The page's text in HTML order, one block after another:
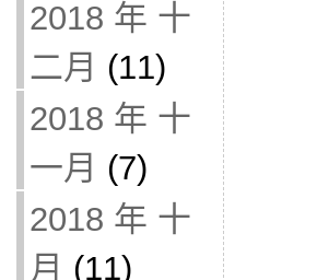
2018 年 十
二月 (11)
2018 年 十
一月 (7)
2018 年 十
月 (11)